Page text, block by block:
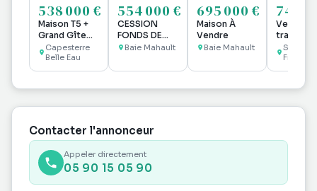
538 000 €
Maison T5 +
Grand Gîte
pouvant
accueillir
jusqu'à 8
Capesterre
Belle Eau
554 000 €
CESSION
FONDS DE
COMMERCE –
PRODUITS &
COIFFURE
Baie Mahault
695 000 €
Maison À
Vendre
Baie Mahault
740
Vente
10 pièces
Saint
François
Contacter l'annonceur
Appeler directement
05 90 15 05 90